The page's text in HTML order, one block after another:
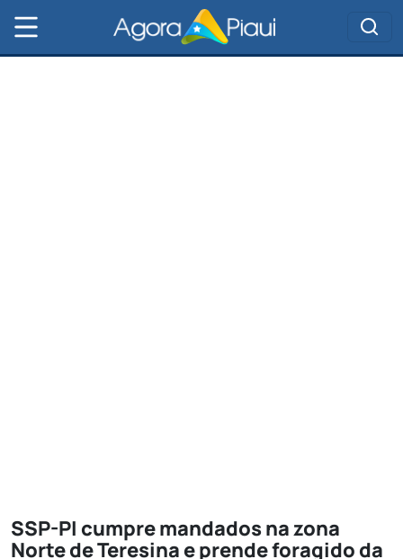
SSP-PI cumpre mandados na zona
Norte de Teresina e prende foragido da